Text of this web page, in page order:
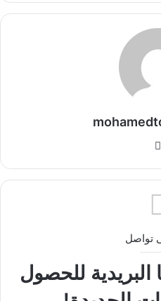
تواصل
البريدية للحصول